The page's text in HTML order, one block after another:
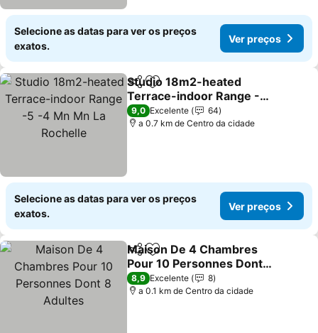
Selecione as datas para ver os preços
exatos.
Ver preços
PartilharAdicionar aos favoritos
Studio 18m2-heated
Terrace-indoor Range -5
-4 Mn Mn La Rochelle
Ver preços
9,0 Excelente
64
a 0.7 km de Centro da cidade
Selecione as datas para ver os preços
exatos.
Ver preços
PartilharAdicionar aos favoritos
Maison De 4 Chambres
Pour 10 Personnes Dont
8 Adultes
Ver preços
8,9 Excelente
8
a 0.1 km de Centro da cidade